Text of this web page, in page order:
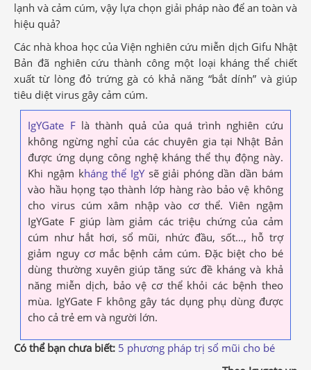
lạnh và cảm cúm, vậy lựa chọn giải pháp nào để an toàn và
hiệu quả?
Các nhà khoa học của Viện nghiên cứu miễn dịch Gifu Nhật
Bản đã nghiên cứu thành công một loại kháng thể chiết
xuất từ lòng đỏ trứng gà có khả năng “bắt dính” và giúp
tiêu diệt virus gây cảm cúm.
IgYGate Flà thành quả của quá trình nghiên cứu
không ngừng nghỉ của các chuyên gia tại Nhật Bản
được ứng dụng công nghệ kháng thể thụ động này.
Khi ngậm kháng thể IgYsẽ giải phóng dần dần bám
vào hầu họng tạo thành lớp hàng rào bảo vệ không
cho virus cúm xâm nhập vào cơ thể. Viên ngậm
IgYGate F giúp làm giảm các triệu chứng của cảm
cúm như hắt hơi, sổ mũi, nhức đầu, sốt…, hỗ trợ
giảm nguy cơ mắc bệnh cảm cúm. Đặc biệt cho bé
dùng thường xuyên giúp tăng sức đề kháng và khả
năng miễn dịch, bảo vệ cơ thể khỏi các bệnh theo
mùa. IgYGate F không gây tác dụng phụ dùng được
cho cả trẻ em và người lớn.
Có thể bạn chưa biết: 5 phương pháp trị sổ mũi cho bé